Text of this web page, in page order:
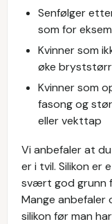
Senfølger
som for
Kvinner som
øke
Kvinner som
fasong og
eller vekttap
Vi anbefaler at
er i tvil. Silikon er
svært god grunn
Mange anbefaler
silikon før man